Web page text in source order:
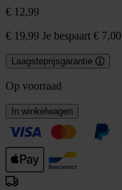
€ 12,99
€ 19,99 Je bespaart € 7,00
Laagsteprijsgarantie
Op voorraad
In winkelwagen